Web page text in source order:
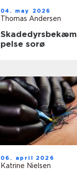
04. may 2026
Thomas Andersen
Skadedyrsbekæm
pelse sorø
06. april 2026
Katrine Nielsen